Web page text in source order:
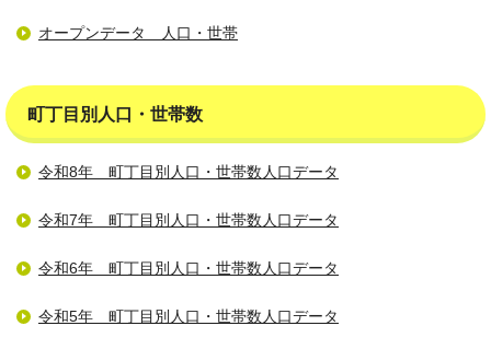
オープンデータ 人口・世帯
町丁目別人口・世帯数
令和8年 町丁目別人口・世帯数人口データ
令和7年 町丁目別人口・世帯数人口データ
令和6年 町丁目別人口・世帯数人口データ
令和5年 町丁目別人口・世帯数人口データ